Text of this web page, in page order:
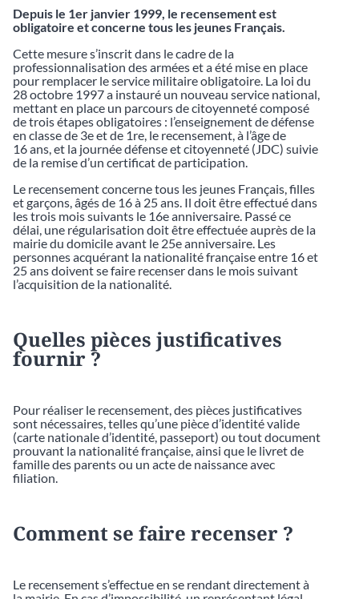
Depuis le 1er janvier 1999, le recensement est
obligatoire et concerne tous les jeunes Français.
Cette mesure s’inscrit dans le cadre de la
professionnalisation des armées et a été mise en place
pour remplacer le service militaire obligatoire. La loi du
28 octobre 1997 a instauré un nouveau service national,
mettant en place un parcours de citoyenneté composé
de trois étapes obligatoires : l’enseignement de défense
en classe de 3e et de 1re, le recensement, à l’âge de
16 ans, et la journée défense et citoyenneté (JDC) suivie
de la remise d’un certificat de participation.
Le recensement concerne tous les jeunes Français, filles
et garçons, âgés de 16 à 25 ans. Il doit être effectué dans
les trois mois suivants le 16e anniversaire. Passé ce
délai, une régularisation doit être effectuée auprès de la
mairie du domicile avant le 25e anniversaire. Les
personnes acquérant la nationalité française entre 16 et
25 ans doivent se faire recenser dans le mois suivant
l’acquisition de la nationalité.
Quelles pièces justificatives
fournir ?
Pour réaliser le recensement, des pièces justificatives
sont nécessaires, telles qu’une pièce d’identité valide
(carte nationale d’identité, passeport) ou tout document
prouvant la nationalité française, ainsi que le livret de
famille des parents ou un acte de naissance avec
filiation.
Comment se faire recenser ?
Le recensement s’effectue en se rendant directement à